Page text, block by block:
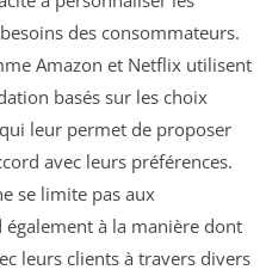
des consommateurs.
Amazon et Netflix utilisent
basés sur les choix
leur permet de proposer
avec leurs préférences.
se limite pas aux
également à la manière dont
leurs clients à travers divers